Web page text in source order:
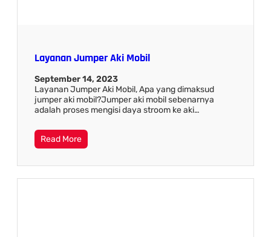
Layanan Jumper Aki Mobil
September 14, 2023
Layanan Jumper Aki Mobil, Apa yang dimaksud
jumper aki mobil?Jumper aki mobil sebenarnya
adalah proses mengisi daya stroom ke aki…
Read More